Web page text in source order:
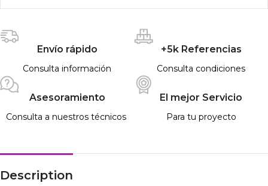
Envío rápido
Consulta información
+5k Referencias
Consulta condiciones
Asesoramiento
Consulta a nuestros técnicos
El mejor Servicio
Para tu proyecto
Description